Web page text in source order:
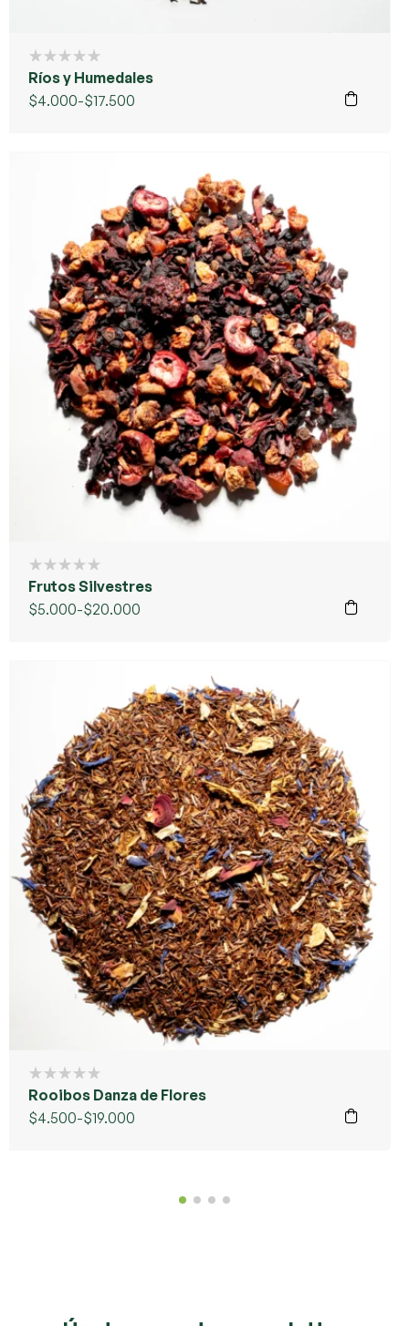
Ríos y Humedales
$4.000-$17.500
Frutos Silvestres
$5.000-$20.000
Rooibos Danza de Flores
$4.500-$19.000